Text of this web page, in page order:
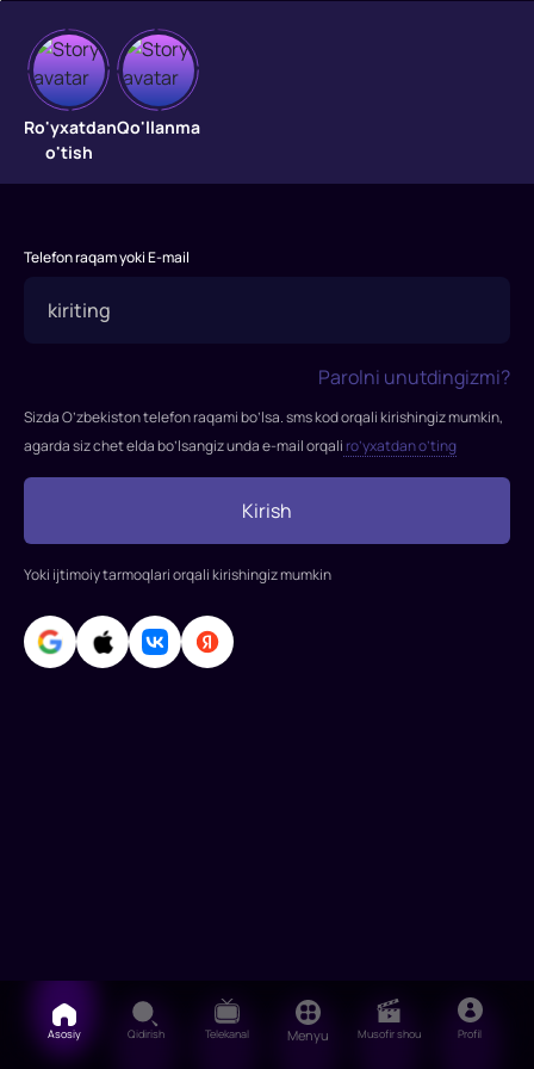
Chegaralar
"Chegaralar"
filmi
olingan.
Denzel
Karr,
Denzel
Vashington,
Devis,
Stiven
Jov
Ro'yxatdan
o'tish
Qo'llanma
Telefon raqam yoki E-mail
Parolni unutdingizmi?
Sizda O’zbekiston telefon raqami bo’lsa. sms kod orqali kirishingiz mumkin,
agarda siz chet elda bo’lsangiz unda e-mail orqali ro’yxatdan o’ting
Kirish
Yoki ijtimoiy tarmoqlari orqali kirishingiz mumkin
Asosiy Qidirish Telekanal Menyu Musofir shou Profil